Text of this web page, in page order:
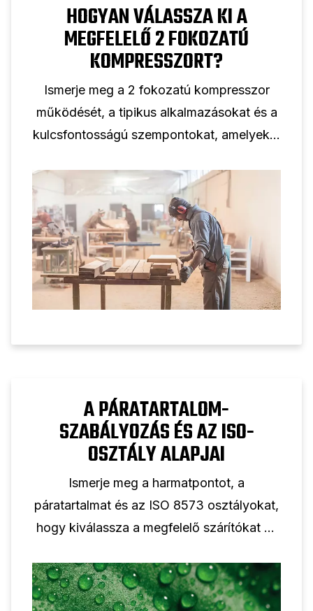
HOGYAN VÁLASSZA KI A
MEGFELELŐ 2 FOKOZATÚ
KOMPRESSZORT?
Ismerje meg a 2 fokozatú kompresszor
működését, a tipikus alkalmazásokat és a
kulcsfontosságú szempontokat, amelyeket
dugattyús kompresszor professzionális
használatra történő kiválasztásakor.
A PÁRATARTALOM-
SZABÁLYOZÁS ÉS AZ ISO-
OSZTÁLY ALAPJAI
Ismerje meg a harmatpontot, a
páratartalmat és az ISO 8573 osztályokat,
hogy kiválassza a megfelelő szárítókat és